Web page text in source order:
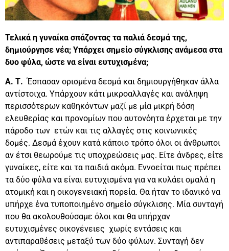
Τελικά η γυναίκα σπάζοντας τα παλιά δεσμά της,
δημιούργησε νέα; Υπάρχει σημείο σύγκλισης ανάμεσα στα
δυο φύλα, ώστε να είναι ευτυχισμένα;
Α. Τ. Έσπασαν ορισμένα δεσμά και δημιουργήθηκαν άλλα
αντίστοιχα. Υπάρχουν κάτι μικροαλλαγές και ανάληψη
περισσότερων καθηκόντων μαζί με μία μικρή δόση
ελευθερίας και προνομίων που αυτονόητα έρχεται με την
πάροδο των ετών και τις αλλαγές στις κοινωνικές
δομές. Δεσμά έχουν κατά κάποιο τρόπο όλοι οι άνθρωποι
αν έτσι θεωρούμε τις υποχρεώσεις μας. Είτε άνδρες, είτε
γυναίκες, είτε και τα παιδιά ακόμα. Εννοείται πως πρέπει
τα δύο φύλα να είναι ευτυχισμένα για να κυλάει ομαλά η
ατομική και η οικογενειακή πορεία. Θα ήταν το ιδανικό να
υπήρχε ένα τυποποιημένο σημείο σύγκλισης. Μία συνταγή
που θα ακολουθούσαμε όλοι και θα υπήρχαν
ευτυχισμένες οικογένειες χωρίς εντάσεις και
αντιπαραθέσεις μεταξύ των δύο φύλων. Συνταγή δεν